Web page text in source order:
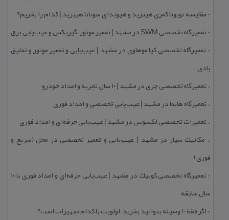
:: مقایسه تویوتا كمری هیبرید و هیوندای سوناتا هیبرید | كدام را بخریم؟
:: تعمیرگاه تخصصی SWM در مشهد | تعمیر موتور، گیربكس و عیب‌یابی برق
:: تعمیرگاه تخصصی كیا موهاوی در مشهد | عیب‌یابی و تعمیر موتور و تعلیق
بادی
:: تعمیرگاه تخصصی چری در مشهد | ۱۰ سال تجربه و امداد خودرو
:: تعمیرگاه هایما در مشهد | عیب‌یابی تخصصی و امداد فوری
:: تعمیرات تخصصی لكسوس در مشهد | عیب‌یابی حرفه‌ای و امداد فوری
:: مكانیك سیار در مشهد | عیب‌یابی و تعمیر تخصصی در محل (سریع و
فوری)
::
تعمیرگاه تخصصی كوییك در مشهد | عیب‌یابی حرفه‌ای و امداد فوری با ۱۰
سال سابقه
:: اگر فقط 10 وسیله بتوانید بخرید، اولویت با كدام تجهیزات است؟